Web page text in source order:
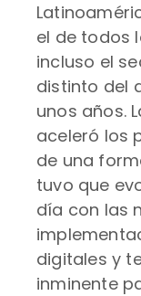
el de todos
incluso el
distinto del
unos años.
aceleró los
de una
tuvo que
día con las
digitales y
inminente